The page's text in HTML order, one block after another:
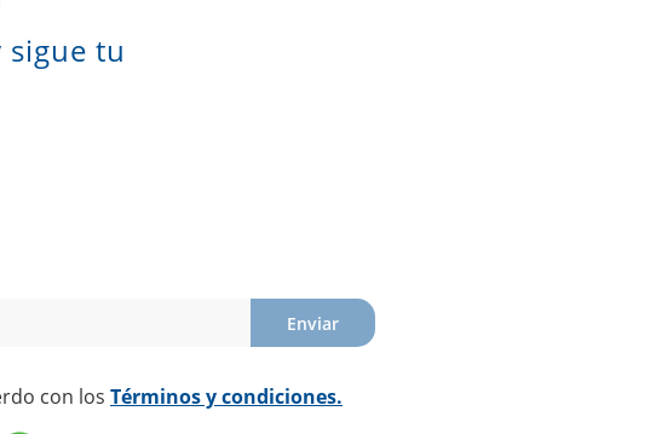
tu
Enviar
con los Términos y condiciones.